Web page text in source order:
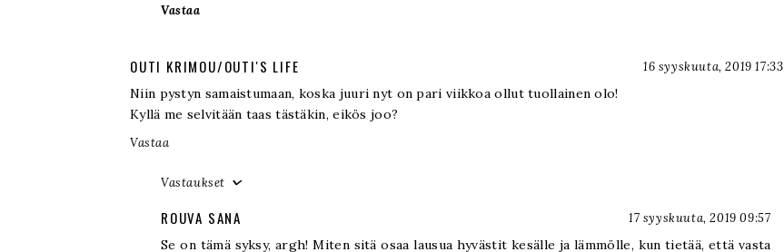
Vastaa
OUTI KRIMOU/OUTI'S LIFE 16 syyskuuta, 2019 17:33
Niin pystyn samaistumaan, koska juuri nyt on pari viikkoa ollut tuollainen olo!
Kyllä me selvitään taas tästäkin, eikös joo?
Vastaa
Vastaukset
ROUVA SANA 17 syyskuuta, 2019 09:57
Se on tämä syksy, argh! Miten sitä osaa lausua hyvästit kesälle ja lämmölle, kun tietää, että vasta